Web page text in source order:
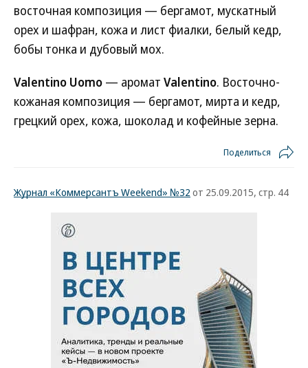
восточная композиция — бергамот, мускатный
орех и шафран, кожа и лист фиалки, белый кедр,
бобы тонка и дубовый мох.
Valentino Uomo — аромат Valentino. Восточно-
кожаная композиция — бергамот, мирта и кедр,
грецкий орех, кожа, шоколад и кофейные зерна.
Поделиться
Журнал «Коммерсантъ Weekend» №32 от 25.09.2015, стр. 44